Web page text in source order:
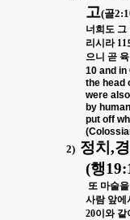
고(골
너희도 그
리시라11
으니 곧
10 and
the head
were
by
put off
2) 정치 ,
(행
또 마술
사람 앞에
20이와 같